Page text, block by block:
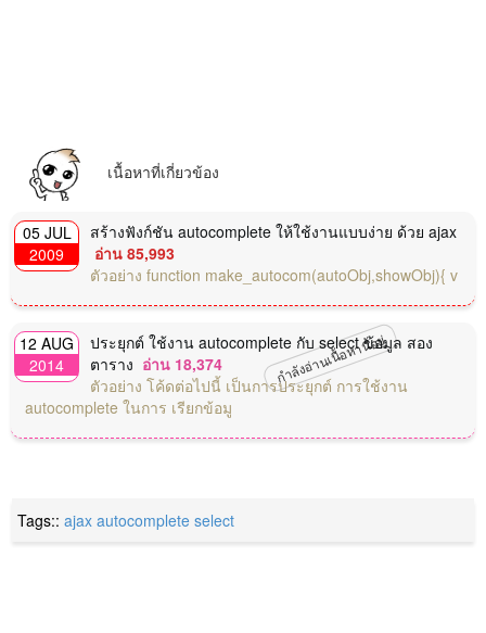
เนื้อหาที่เกี่ยวข้อง
05 JUL
2009
สร้างฟังก์ชัน autocomplete ให้ใช้งานแบบง่าย ด้วย ajax
อ่าน 85,993
ตัวอย่าง function make_autocom(autoObj,showObj){ v
กำลังอ่านเนื้อหานี้อยู่
12 AUG
2014
ประยุกต์ ใช้งาน autocomplete กับ select ข้อมูล สอง
ตาราง อ่าน 18,374
ตัวอย่าง โค้ดต่อไปนี้ เป็นการประยุกต์ การใช้งาน
autocomplete ในการ เรียกข้อมู
Tags::ajax autocomplete select